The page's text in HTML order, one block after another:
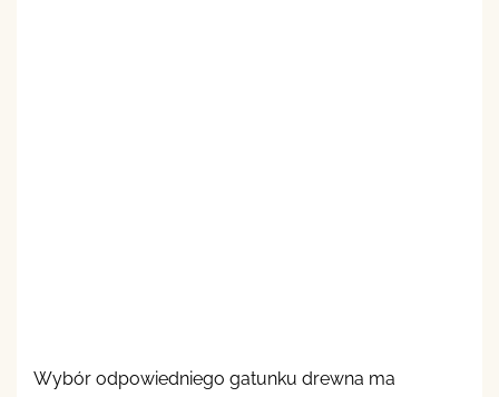
Wybór odpowiedniego gatunku drewna ma